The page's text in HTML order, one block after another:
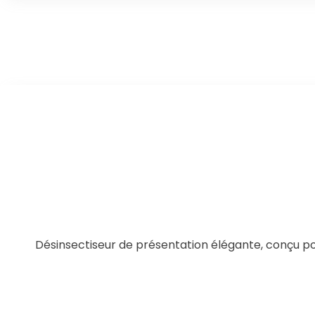
Désinsectiseur de présentation élégante, conçu